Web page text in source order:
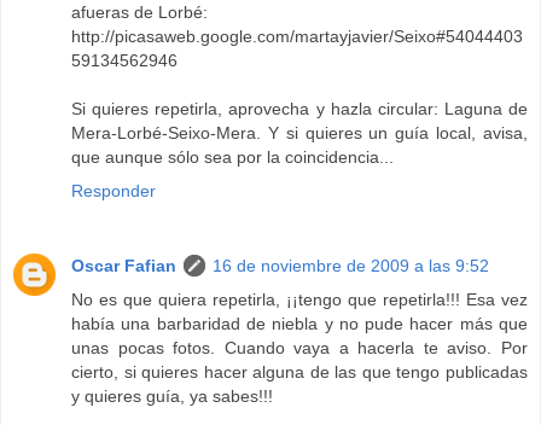
afueras de Lorbé:
http://picasaweb.google.com/martayjavier/Seixo#54044403
59134562946
Si quieres repetirla, aprovecha y hazla circular: Laguna de
Mera-Lorbé-Seixo-Mera. Y si quieres un guía local, avisa,
que aunque sólo sea por la coincidencia...
Responder
Oscar Fafian
16 de noviembre de 2009 a las 9:52
No es que quiera repetirla, ¡¡tengo que repetirla!!! Esa vez
había una barbaridad de niebla y no pude hacer más que
unas pocas fotos. Cuando vaya a hacerla te aviso. Por
cierto, si quieres hacer alguna de las que tengo publicadas
y quieres guía, ya sabes!!!